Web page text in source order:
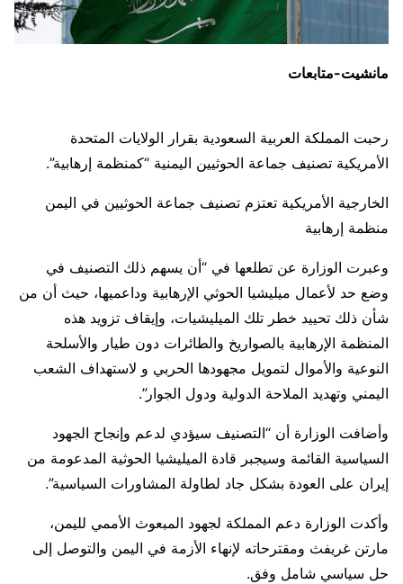
مانشيت-متابعات
رحبت المملكة العربية السعودية بقرار الولايات المتحدة
الأمريكية تصنيف جماعة الحوثيين اليمنية “كمنظمة إرهابية”.
الخارجية الأمريكية تعتزم تصنيف جماعة الحوثيين في اليمن
منظمة إرهابية
وعبرت الوزارة عن تطلعها في “أن يسهم ذلك التصنيف في
وضع حد لأعمال ميليشيا الحوثي الإرهابية وداعميها، حيث أن من
شأن ذلك تحييد خطر تلك الميليشيات، وإيقاف تزويد هذه
المنظمة الإرهابية بالصواريخ والطائرات دون طيار والأسلحة
النوعية والأموال لتمويل مجهودها الحربي و لاستهداف الشعب
اليمني وتهديد الملاحة الدولية ودول الجوار”.
وأضافت الوزارة أن “التصنيف سيؤدي لدعم وإنجاح الجهود
السياسية القائمة وسيجبر قادة الميليشيا الحوثية المدعومة من
إيران على العودة بشكل جاد لطاولة المشاورات السياسية”.
وأكدت الوزارة دعم المملكة لجهود المبعوث الأممي لليمن،
مارتن غريفث ومقترحاته لإنهاء الأزمة في اليمن والتوصل إلى
حل سياسي شامل وفق.